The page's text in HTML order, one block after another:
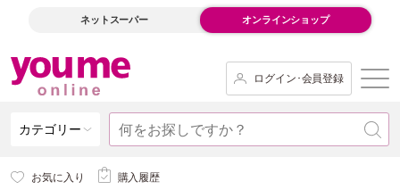
ネットスーパー オンラインショップ
ログイン･会員登録
カテゴリー
お気に入り 購入履歴